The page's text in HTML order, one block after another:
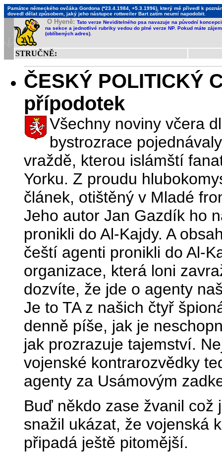
Památce německého ovčáka Gordona (*23.4.1984, +5.3.1996), který mě přivedl k
dovedl dělat způsobem, jaký jeho nástupce rottweiler Bart zatím neumí napodobit.
O Hyeně: Tato verze Neviditelného psa navazuje na původní
na sekce a jednotlivé rubriky vedou do plné verze NP. Pokud máte
(oblíbených adres).
STRUČNĚ:
ČESKÝ POLITICKÝ
přípodotek
Všechny noviny včera
bystrozrace
vraždě, kterou islámští
Yorku. Z proudu
článek, otištěný v Mladé
Jeho autor Jan Gazdík ho
pronikli do Al-Kajdy. A
čeští agenti pronikli do Al-
organizace, která loni
dozvíte, že jde o agenty
Je to TA z našich čtyř
denně píše, jak je
jak prozrazuje tajemství.
vojenské kontrarozvědky
agenty za Usámovým
Buď někdo zase žvanil což
snažil ukázat, že vojenská
připadá ještě pitomější.